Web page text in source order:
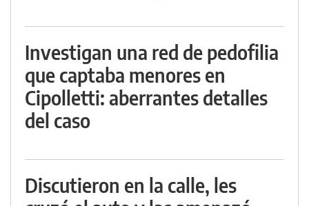
Investigan una red de pedofilia
que captaba menores en
Cipolletti: aberrantes detalles
del caso
Discutieron en la calle, les